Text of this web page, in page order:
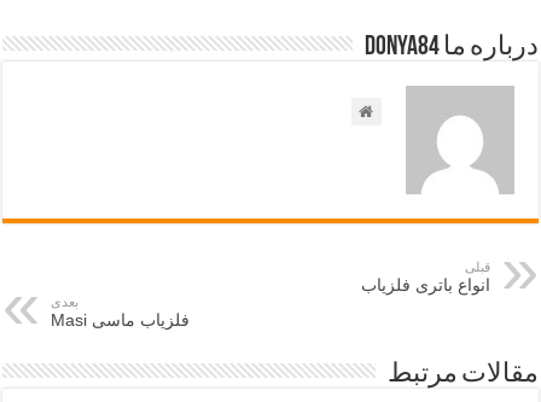
درباره ما Donya84
قبلی
انواع باتری فلزیاب
بعدی
فلزیاب ماسی Masi
مقالات مرتبط